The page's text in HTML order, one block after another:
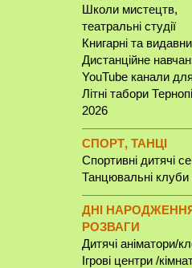
Школи мистецтв,
театральні студії
Книгарні та
Дистанційне
YouTube канали
Літні табори
2026
СПОРТ, ТАНЦІ
Спортивні дитячі
Танцювальні клуби
ДНІ
РОЗВАГИ
Дитячі аніматори/
Ігрові центри /